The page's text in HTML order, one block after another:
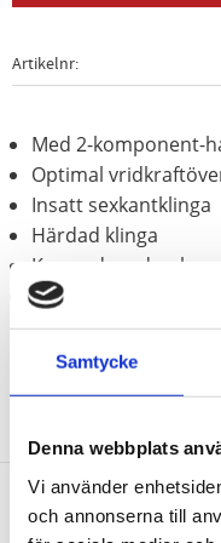
Samtycke
Denna webbplats
Vi använder
och annonserna till
Artikelnr
Med 2-komponent-
Optimal
Insatt sexkantklinga
Härdad klinga
Kromad med
Klinga av krom